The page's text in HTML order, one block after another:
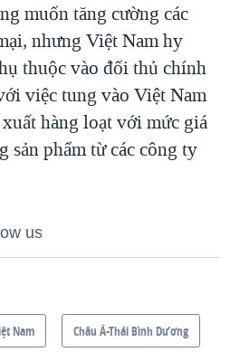
muốn tăng cường các
nhưng Việt Nam hy
thuộc vào đối thủ chính
việc tung vào Việt Nam
hàng loạt với mức giá
sản phẩm từ các công ty
us
Nam Châu Á-Thái Bình Dương